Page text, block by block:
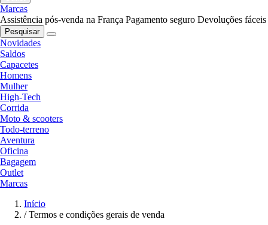
Marcas
Assistência pós-venda na França Pagamento seguro Devoluções fáceis
Pesquisar
Novidades
Saldos
Capacetes
Homens
Mulher
High-Tech
Corrida
Moto & scooters
Todo-terreno
Aventura
Oficina
Bagagem
Outlet
Marcas
Início
/ Termos e condições gerais de venda